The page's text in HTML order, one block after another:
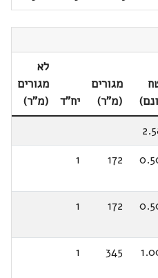
מגורים
(מ"ר)
יח"ד
לא
מגורים
(מ"ר)
172
1
172
1
345
1